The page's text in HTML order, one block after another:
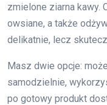
zmielone ziarna kawy.
owsiane, a także
delikatnie, lecz
Masz dwie opcje:
samodzielnie,
po gotowy produkt